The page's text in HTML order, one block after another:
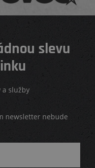
slevu
a služby
newsletter nebude